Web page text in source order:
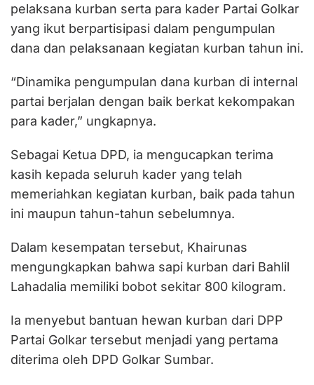
pelaksana kurban serta para kader Partai Golkar
yang ikut berpartisipasi dalam pengumpulan
dana dan pelaksanaan kegiatan kurban tahun ini.
“Dinamika pengumpulan dana kurban di internal
partai berjalan dengan baik berkat kekompakan
para kader,” ungkapnya.
Sebagai Ketua DPD, ia mengucapkan terima
kasih kepada seluruh kader yang telah
memeriahkan kegiatan kurban, baik pada tahun
ini maupun tahun-tahun sebelumnya.
Dalam kesempatan tersebut, Khairunas
mengungkapkan bahwa sapi kurban dari Bahlil
Lahadalia memiliki bobot sekitar 800 kilogram.
Ia menyebut bantuan hewan kurban dari DPP
Partai Golkar tersebut menjadi yang pertama
diterima oleh DPD Golkar Sumbar.